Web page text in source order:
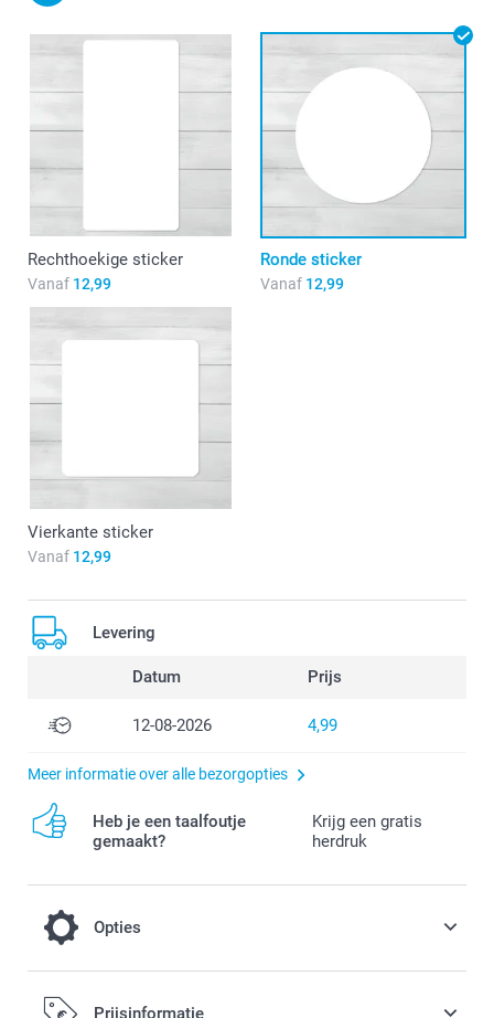
Rechthoekige sticker
Vanaf 12,99
Ronde sticker
Vanaf12,99
Vierkante sticker
Vanaf 12,99
Levering
Datum Prijs
12-08-2026 4,99
Meer informatie over alle bezorgopties
Heb je een taalfoutje
gemaakt?
Krijg een gratis
herdruk
Opties
Voeg een leuke finishing touch toe aan je
Prijsinformatie